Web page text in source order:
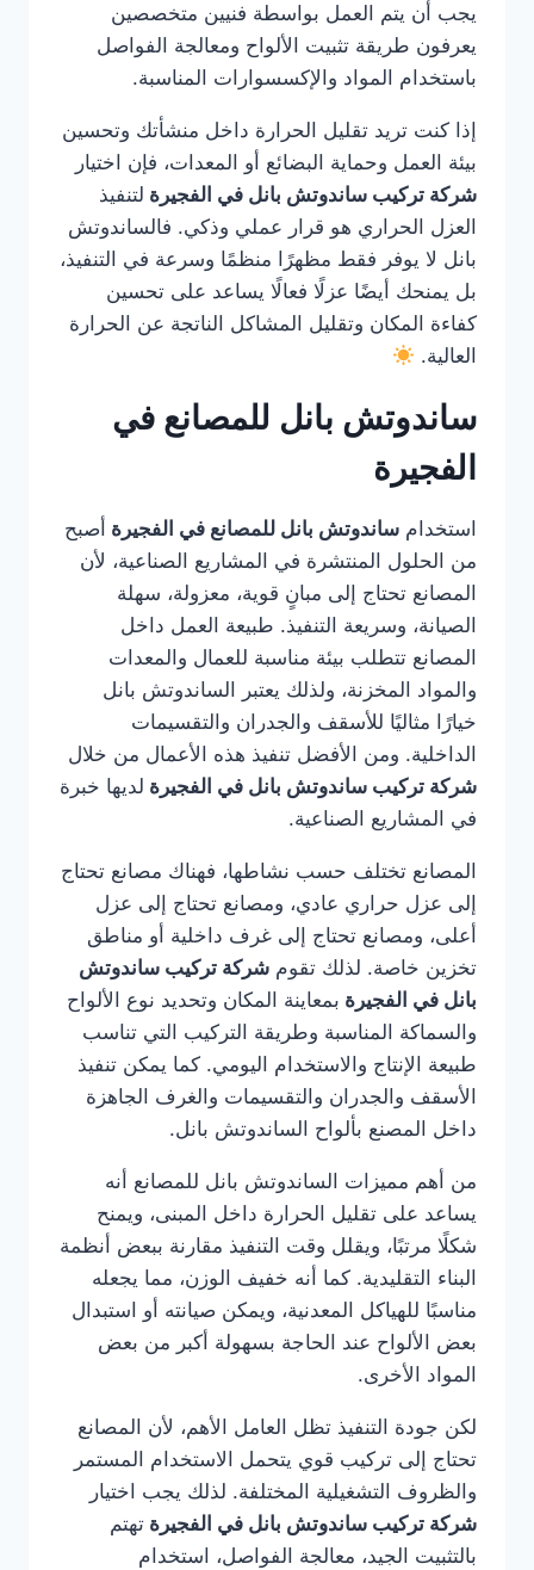
يجب أن يتم العمل بواسطة فنيين متخصصين
يعرفون طريقة تثبيت الألواح ومعالجة الفواصل
باستخدام المواد والإكسسوارات المناسبة.
إذا كنت تريد تقليل الحرارة داخل منشأتك وتحسين
بيئة العمل وحماية البضائع أو المعدات، فإن اختيار
شركة تركيب ساندوتش بانل في الفجيرة لتنفيذ
العزل الحراري هو قرار عملي وذكي. فالساندوتش
بانل لا يوفر فقط مظهرًا منظمًا وسرعة في التنفيذ،
بل يمنحك أيضًا عزلًا فعالًا يساعد على تحسين
كفاءة المكان وتقليل المشاكل الناتجة عن الحرارة
العالية.
ساندوتش بانل للمصانع في
الفجيرة
استخدام ساندوتش بانل للمصانع في الفجيرة أصبح
من الحلول المنتشرة في المشاريع الصناعية، لأن
المصانع تحتاج إلى مبانٍ قوية، معزولة، سهلة
الصيانة، وسريعة التنفيذ. طبيعة العمل داخل
المصانع تتطلب بيئة مناسبة للعمال والمعدات
والمواد المخزنة، ولذلك يعتبر الساندوتش بانل
خيارًا مثاليًا للأسقف والجدران والتقسيمات
الداخلية. ومن الأفضل تنفيذ هذه الأعمال من خلال
شركة تركيب ساندوتش بانل في الفجيرة لديها خبرة
في المشاريع الصناعية.
المصانع تختلف حسب نشاطها، فهناك مصانع تحتاج
إلى عزل حراري عادي، ومصانع تحتاج إلى عزل
أعلى، ومصانع تحتاج إلى غرف داخلية أو مناطق
تخزين خاصة. لذلك تقوم شركة تركيب ساندوتش
بانل في الفجيرة بمعاينة المكان وتحديد نوع الألواح
والسماكة المناسبة وطريقة التركيب التي تناسب
طبيعة الإنتاج والاستخدام اليومي. كما يمكن تنفيذ
الأسقف والجدران والتقسيمات والغرف الجاهزة
داخل المصنع بألواح الساندوتش بانل.
من أهم مميزات الساندوتش بانل للمصانع أنه
يساعد على تقليل الحرارة داخل المبنى، ويمنح
شكلًا مرتبًا، ويقلل وقت التنفيذ مقارنة ببعض أنظمة
البناء التقليدية. كما أنه خفيف الوزن، مما يجعله
مناسبًا للهياكل المعدنية، ويمكن صيانته أو استبدال
بعض الألواح عند الحاجة بسهولة أكبر من بعض
المواد الأخرى.
لكن جودة التنفيذ تظل العامل الأهم، لأن المصانع
تحتاج إلى تركيب قوي يتحمل الاستخدام المستمر
والظروف التشغيلية المختلفة. لذلك يجب اختيار
شركة تركيب ساندوتش بانل في الفجيرة تهتم
بالتثبيت الجيد، معالجة الفواصل، استخدام